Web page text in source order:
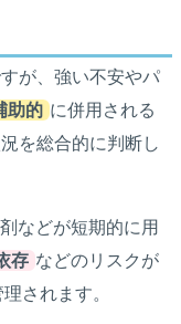
が、強い不安やパ
助的 に併用される
を総合的に判断し
などが短期的に用
存 などのリスクが
されます。